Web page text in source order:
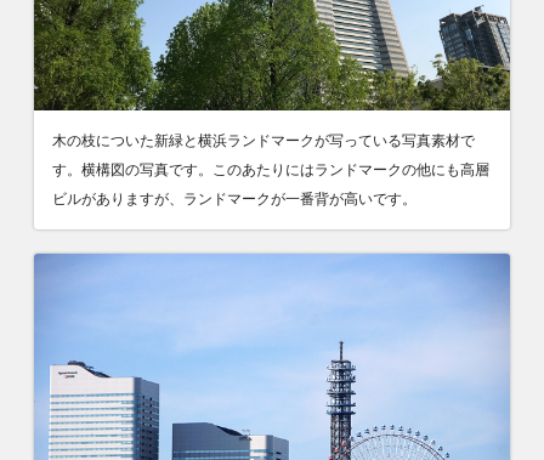
木の枝についた新緑と横浜ランドマークが写っている写真素材で
す。横構図の写真です。このあたりにはランドマークの他にも高層
ビルがありますが、ランドマークが一番背が高いです。